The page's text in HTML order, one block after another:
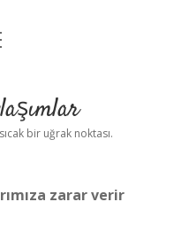
bir uğrak noktası.
zarar verir